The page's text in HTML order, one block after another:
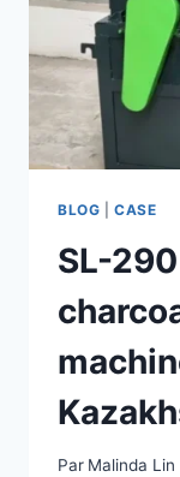
BLOG |CASE
SL-
Par Malinda Lin